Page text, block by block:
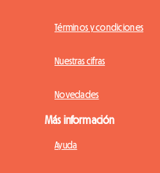
Términos y condiciones
Nuestras cifras
Novedades
Más información
Ayuda